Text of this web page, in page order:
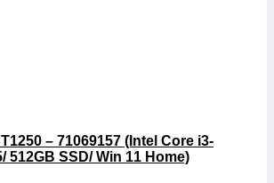
– 71069157 (Intel Core i3-
512GB SSD/ Win 11 Home)